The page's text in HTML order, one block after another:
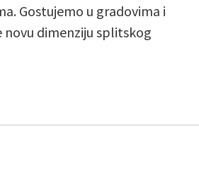
Gostujemo u gradovima i
dimenziju splitskog